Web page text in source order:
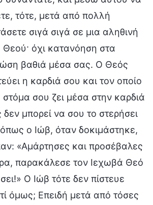
τότε, μετά από πολλή
σιγά σιγά σε μια αληθινή
όχι κατανόηση στα
βαθιά μέσα σας. Ο Θεός
η καρδιά σου και τον οποίο
στόμα σου ζει μέσα στην καρδιά
δεν μπορεί να σου το στερήσει
ο Ιώβ, όταν δοκιμάστηκε,
«Αμάρτησες και προσέβαλες
παρακάλεσε τον Ιεχωβά Θεό
Ο Ιώβ τότε δεν πίστευε
όμως; Επειδή μετά από τόσες